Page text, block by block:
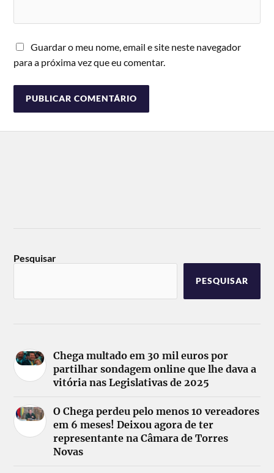
Guardar o meu nome, email e site neste navegador
para a próxima vez que eu comentar.
Pesquisar
PESQUISAR
Chega multado em 30 mil euros por
partilhar sondagem online que lhe dava a
vitória nas Legislativas de 2025
O Chega perdeu pelo menos 10 vereadores
em 6 meses! Deixou agora de ter
representante na Câmara de Torres
Novas